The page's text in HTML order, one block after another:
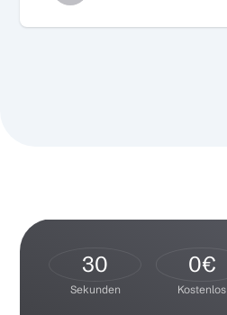
30
Sekunden
0€
Kostenlos